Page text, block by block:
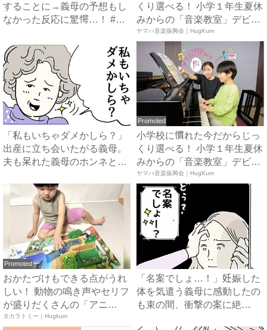
することに→義母の予想もし
なかった反応に驚愕…！ #
くり選べる！ 小学１年生夏休
みからの「音楽教室」デビ
ュ...
ヤマハ音楽振興会｜HugKum
「私もいちゃダメかしら？」
出産に立ち会いたがる義母。
夫も呆れた義母のホンネと
Promoted
小学校に慣れた今だからじっ
くり選べる！ 小学１年生夏休
みからの「音楽教室」デビ
ュ...
ヤマハ音楽振興会｜HugKum
Promoted
おかたづけもできる点がうれ
しい！ 動物の鳴き声やセリフ
が盛りだくさんの「アニ
ア ...
タカラトミー｜Hugkum
「名案でしょ…！」妊娠した
体を気遣う義母に感動したの
も束の間、衝撃の案に絶